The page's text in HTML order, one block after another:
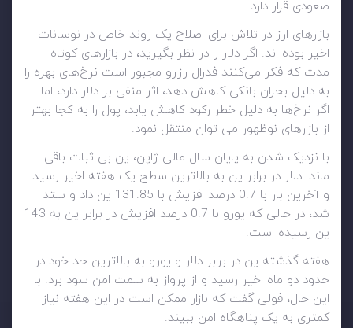
صعودی قرار دارد.
بازارهای ارز در تلاش برای اصلاح یک روند خاص در نوسانات
اخیر بوده اند. اگر دلار را در نظر بگیرید، در بازارهای کوتاه
مدت که فکر می‌کنند فدرال رزرو مجبور است نرخ‌های بهره را
به دلیل بحران بانکی کاهش دهد، اثر منفی بر دلار دارد، اما
اگر نرخ‌ها به دلیل خطر رکود کاهش ‌یابد، پول را به کجا بهتر
از بازارهای نوظهور می توان منتقل نمود.
با نزدیک شدن به پایان سال مالی ژاپن، ین بی ثبات باقی
ماند. دلار در برابر ین به بالاترین سطح یک هفته اخیر رسید
و آخرین بار با 0.7 درصد افزایش با 131.85 ین داد و ستد
شد، در حالی که یورو با 0.7 درصد افزایش در برابر ین به 143
ین رسیده است.
هفته گذشته ین در برابر دلار و یورو به بالاترین حد خود در
حدود دو ماه اخیر رسید و از پرواز به سمت امن سود برد. با
این حال، فولی گفت که بازار ممکن است در این هفته نیاز
کمتری به یک پناهگاه امن ببیند.